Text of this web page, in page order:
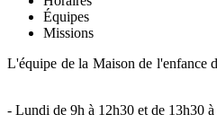
Équipes
Missions
L'équipe de la Maison de l'enfance
- Lundi de 9h à 12h30 et de 13h30